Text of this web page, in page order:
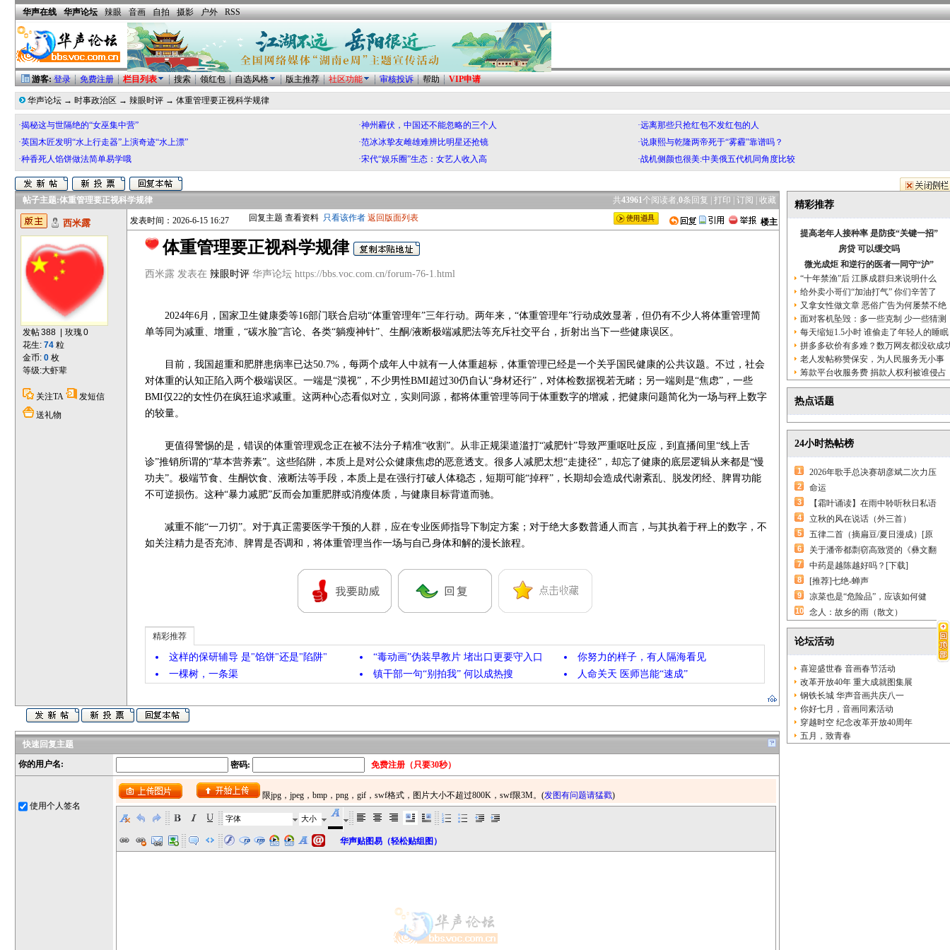
华声在线 华声论坛 辣眼 音画 自拍 摄影 户外 RSS
游客: 登录 免费注册 栏目列表 搜索 领红包 自选风格 版主推荐 社区功能 审核投诉 帮助 VIP申请
华声论坛→ 时事政治区 → 辣眼时评→ 体重管理要正视科学规律
·揭秘这与世隔绝的“女巫集中营” ·神州霾伏，中国还不能忽略的三个人
·远离那些只抢红包不发红包的人
·英国木匠发明“水上行走器”上演奇迹“水上漂”
·范冰冰挚友雌雄难辨比明星还抢镜
·说康熙与乾隆两帝死于“雾霾”靠谱吗？
·种香死人馅饼做法简单易学哦
·宋代“娱乐圈”生态：女艺人收入高 ·战机侧颜也很美:中美俄五代机同角度比较
帖子主题:体重管理要正视科学规律 共43961个阅读者,0条回复 | 打印 订阅 收藏
西米露
发帖388 玫瑰0
花生: 74粒
金币: 0枚
等级:大虾辈
关注TA
发短信
送礼物
发表时间：2026-6-15 16:27 楼主
回复主题 查看资料 只看该作者 返回版面列表
体重管理要正视科学规律
西米露 发表在 辣眼时评 华声论坛 https://bbs.voc.com.cn/forum-76-1.html
2024年6月，国家卫生健康委等16部门联合启动“体重管理年”三年行动。两年来，“体重管理年”行动成效显著，但仍有不少人将体重管理简
单等同为减重、增重，“碳水脸”言论、各类“躺瘦神针”、生酮/液断极端减肥法等充斥社交平台，折射出当下一些健康误区。
目前，我国超重和肥胖患病率已达50.7%，每两个成年人中就有一人体重超标，体重管理已经是一个关乎国民健康的公共议题。不过，社会
对体重的认知正陷入两个极端误区。一端是“漠视”，不少男性BMI超过30仍自认“身材还行”，对体检数据视若无睹；另一端则是“焦虑”，一些
BMI仅22的女性仍在疯狂追求减重。这两种心态看似对立，实则同源，都将体重管理等同于体重数字的增减，把健康问题简化为一场与秤上数字
的较量。
更值得警惕的是，错误的体重管理观念正在被不法分子精准“收割”。从非正规渠道滥打“减肥针”导致严重呕吐反应，到直播间里“线上舌
诊”推销所谓的“草本营养素”。这些陷阱，本质上是对公众健康焦虑的恶意透支。很多人减肥太想“走捷径”，却忘了健康的底层逻辑从来都是“慢
功夫”。极端节食、生酮饮食、液断法等手段，本质上是在强行打破人体稳态，短期可能“掉秤”，长期却会造成代谢紊乱、脱发闭经、脾胃功能
不可逆损伤。这种“暴力减肥”反而会加重肥胖或消瘦体质，与健康目标背道而驰。
减重不能“一刀切”。对于真正需要医学干预的人群，应在专业医师指导下制定方案；对于绝大多数普通人而言，与其执着于秤上的数字，不
如关注精力是否充沛、脾胃是否调和，将体重管理当作一场与自己身体和解的漫长旅程。
精彩推荐
这样的保研辅导 是"馅饼"还是"陷阱" “毒动画”伪装早教片 堵出口更要守入口
你努力的样子，有人隔海看见
一棵树，一条渠
镇干部一句“别拍我” 何以成热搜 人命关天 医师岂能“速成”
快速回复主题
你的用户名:
密码: 免费注册（只要30秒）
使用个人签名
字体 大小
华声贴图易（轻松贴组图）
精彩推荐
提高老年人接种率 是防疫“关键一招”
房贷 可以缓交吗
微光成炬 和逆行的医者一同守“沪”
“十年禁渔”后 江豚成群归来说明什么
给外卖小哥们“加油打气” 你们辛苦了
又拿女性做文章 恶俗广告为何屡禁不绝
面对客机坠毁：多一些克制 少一些猜测
每天缩短1.5小时 谁偷走了年轻人的睡眠
拼多多砍价有多难？数万网友都没砍成
老人发帖称赞保安，为人民服务无小事
筹款平台收服务费 捐款人权利被谁侵占
热点话题
24小时热帖榜
1 2026年歌手总决赛胡彦斌二次力压
2 命运
3 【霜叶诵读】在雨中聆听秋日私语
4 立秋的风在说话（外三首）
5 五律二首（摘扁豆/夏日漫成）[原
6 关于潘帝都剽窃高致贤的《彝文翻
7 中药是越陈越好吗？[下载]
8 [推荐]七绝-蝉声
9 凉菜也是“危险品”，应该如何健
10 念人：故乡的雨（散文）
论坛活动
喜迎盛世春 音画春节活动
改革开放40年 重大成就图集展
钢铁长城 华声音画共庆八一
你好七月，音画同素活动
穿越时空 纪念改革开放40周年
五月，致青春